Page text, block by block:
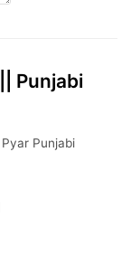
Punjabi
Punjabi